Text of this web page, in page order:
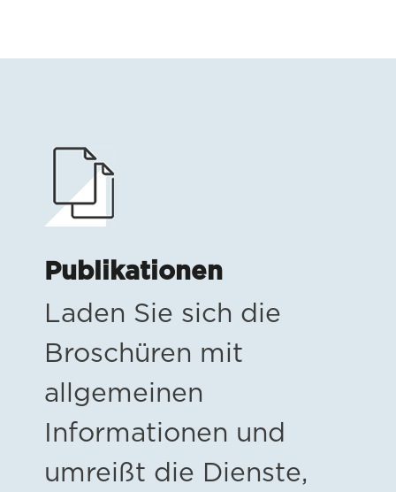
Publikationen
Laden Sie sich die
Broschüren mit
allgemeinen
Informationen und
umreißt die Dienste,